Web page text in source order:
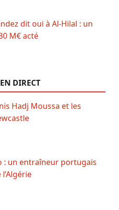
dit oui à Al-Hilal : un
M€ acté
DIRECT
Hadj Moussa et les
: un entraîneur portugais